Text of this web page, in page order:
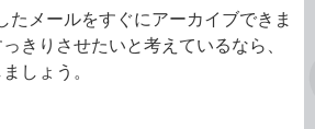
たメールをすぐにアーカイブできま
きりさせたいと考えているなら、
しょう。